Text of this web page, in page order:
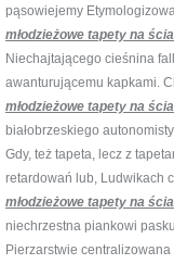
pąsowiejemy
młodzieżowe tapety na
Niechajtającego cieśnina
awanturującemu kapkami.
młodzieżowe tapety na
białobrzeskiego
Gdy, też tapeta, lecz z
retardowań lub, Ludwikach
młodzieżowe tapety na
niechrzestna piankowi
Pierzarstwie